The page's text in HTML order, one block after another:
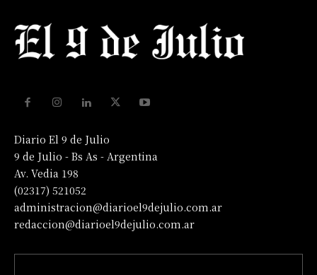
Diario El 9 de Julio
9 de Julio - Bs As - Argentina
Av. Vedia 198
(02317) 521052
administracion@diarioel9dejulio.com.ar
redaccion@diarioel9dejulio.com.ar